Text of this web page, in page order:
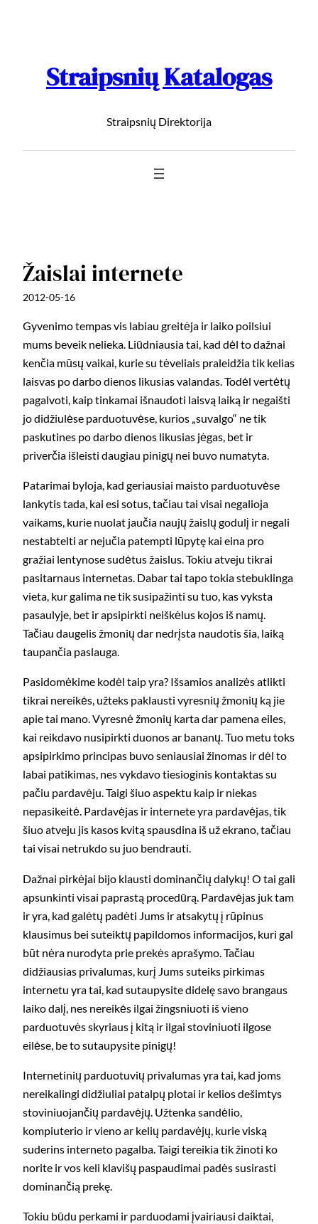
Straipsnių Katalogas
Straipsnių Direktorija
Žaislai internete
2012-05-16
Gyvenimo tempas vis labiau greitėja ir laiko poilsiui
mums beveik nelieka. Liūdniausia tai, kad dėl to dažnai
kenčia mūsų vaikai, kurie su tėveliais praleidžia tik kelias
laisvas po darbo dienos likusias valandas. Todėl vertėtų
pagalvoti, kaip tinkamai išnaudoti laisvą laiką ir negaišti
jo didžiulėse parduotuvėse, kurios „suvalgo“ ne tik
paskutines po darbo dienos likusias jėgas, bet ir
priverčia išleisti daugiau pinigų nei buvo numatyta.
Patarimai byloja, kad geriausiai maisto parduotuvėse
lankytis tada, kai esi sotus, tačiau tai visai negalioja
vaikams, kurie nuolat jaučia naujų žaislų godulį ir negali
nestabtelti ar nejučia patempti lūpytę kai eina pro
gražiai lentynose sudėtus žaislus. Tokiu atveju tikrai
pasitarnaus internetas. Dabar tai tapo tokia stebuklinga
vieta, kur galima ne tik susipažinti su tuo, kas vyksta
pasaulyje, bet ir apsipirkti neiškėlus kojos iš namų.
Tačiau daugelis žmonių dar nedrįsta naudotis šia, laiką
taupančia paslauga.
Pasidomėkime kodėl taip yra? Išsamios analizės atlikti
tikrai nereikės, užteks paklausti vyresnių žmonių ką jie
apie tai mano. Vyresnė žmonių karta dar pamena eiles,
kai reikdavo nusipirkti duonos ar bananų. Tuo metu toks
apsipirkimo principas buvo seniausiai žinomas ir dėl to
labai patikimas, nes vykdavo tiesioginis kontaktas su
pačiu pardavėju. Taigi šiuo aspektu kaip ir niekas
nepasikeitė. Pardavėjas ir internete yra pardavėjas, tik
šiuo atveju jis kasos kvitą spausdina iš už ekrano, tačiau
tai visai netrukdo su juo bendrauti.
Dažnai pirkėjai bijo klausti dominančių dalykų! O tai gali
apsunkinti visai paprastą procedūrą. Pardavėjas juk tam
ir yra, kad galėtų padėti Jums ir atsakytų į rūpinus
klausimus bei suteiktų papildomos informacijos, kuri gal
būt nėra nurodyta prie prekės aprašymo. Tačiau
didžiausias privalumas, kurį Jums suteiks pirkimas
internetu yra tai, kad sutaupysite didelę savo brangaus
laiko dalį, nes nereikės ilgai žingsniuoti iš vieno
parduotuvės skyriaus į kitą ir ilgai stoviniuoti ilgose
eilėse, be to sutaupysite pinigų!
Internetinių parduotuvių privalumas yra tai, kad joms
nereikalingi didžiuliai patalpų plotai ir kelios dešimtys
stoviniuojančių pardavėjų. Užtenka sandėlio,
kompiuterio ir vieno ar kelių pardavėjų, kurie viską
suderins interneto pagalba. Taigi tereikia tik žinoti ko
norite ir vos keli klavišų paspaudimai padės susirasti
dominančią prekę.
Tokiu būdu perkami ir parduodami įvairiausi daiktai,